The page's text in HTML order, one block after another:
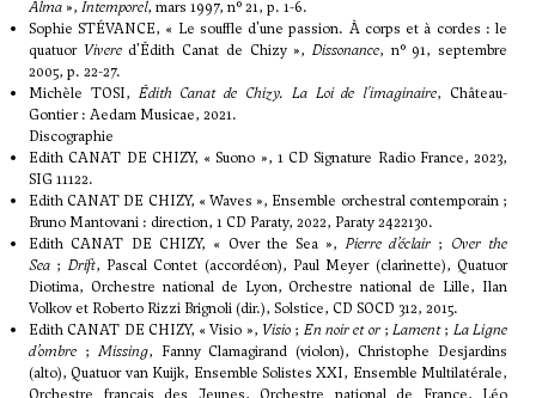
Alma », Intemporel, mars 1997, n° 21, p. 1-6.
Sophie STÉVANCE, « Le souffle d'une passion. À corps et à cordes : le
quatuor Vivered'Édith Canat de Chizy », Dissonance, n° 91, septembre
2005, p. 22-27.
Michèle TOSI, Édith Canat de Chizy. La Loi de l'imaginaire, Château-
Gontier : Aedam Musicae, 2021.
Discographie
Edith CANAT DE CHIZY, « Suono », 1 CD Signature Radio France, 2023,
SIG 11122.
Edith CANAT DE CHIZY, « Waves », Ensemble orchestral contemporain ;
Bruno Mantovani : direction, 1 CD Paraty, 2022, Paraty 2422130.
Edith CANAT DE CHIZY, « Over the Sea »,Pierre d’éclair ; Over the
Sea ; Drift, Pascal Contet (accordéon), Paul Meyer (clarinette), Quatuor
Diotima, Orchestre national de Lyon, Orchestre national de Lille, Ilan
Volkov et Roberto Rizzi Brignoli (dir.), Solstice, CD SOCD 312, 2015.
Edith CANAT DE CHIZY, « Visio », Visio ; En noir et or;Lament; La Ligne
d’ombre ; Missing, Fanny Clamagirand (violon), Christophe Desjardins
(alto), Quatuor van Kuijk, Ensemble Solistes XXI, Ensemble Multilatérale,